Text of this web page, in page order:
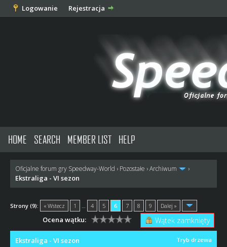
Logowanie Rejestracja
HOME SEARCH MEMBER LIST HELP
Oficjalne forum gry Speedway-World › Pozostałe ›Archiwum ›
Ekstraliga - VI sezon
Strony (9): « Wstecz 1 4 5 6 7 8 9 Dalej »
Wątek zamknięty
Ocena wątku:
Tryb drzewa
Ekstraliga - VI sezon